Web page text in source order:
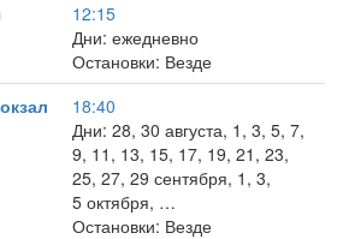
12:15
Дни: ежедневно
Остановки: Везде
18:40
Дни: 28, 30 августа, 1, 3, 5, 7,
9, 11, 13, 15, 17, 19, 21, 23,
25, 27, 29 сентября, 1, 3,
5 октября, …
Остановки: Везде